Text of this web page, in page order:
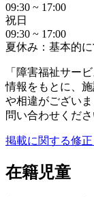
09:30 ~ 17:00
祝日
09:30 ~ 17:00
夏休み：基本的
「障害福祉サー
情報をもとに、
や相違がござい
問い合わせくださ
掲載に関する修
在籍児童